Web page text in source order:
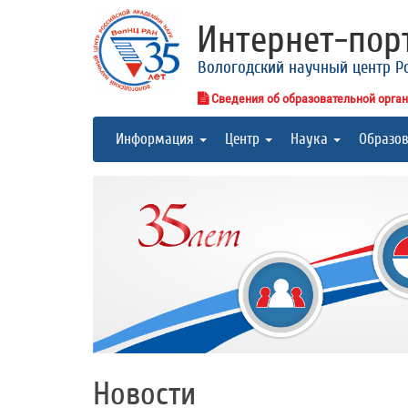
Интернет-
Вологодский научный центр
Сведения об образовательной
Информация Центр Наука
Новости